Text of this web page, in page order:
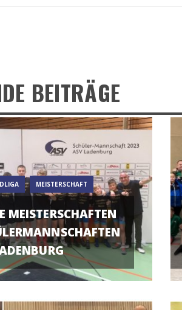
BEITRÄGE
MEISTERSCHAFT
MEISTERSCHAFTEN